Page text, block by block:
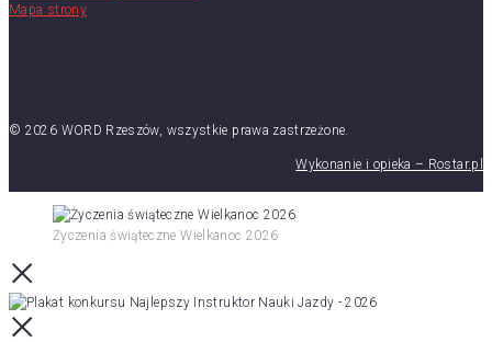
Mapa strony
© 2026 WORD Rzeszów, wszystkie prawa zastrzeżone.
Wykonanie i opieka – Rostar.pl
Życzenia świąteczne Wielkanoc 2026